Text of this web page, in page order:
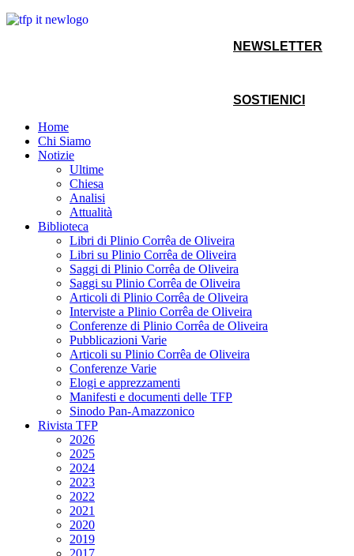
NEWSLETTER
SOSTIENICI
Home
Chi Siamo
Notizie
Ultime
Chiesa
Analisi
Attualità
Biblioteca
Libri di Plinio Corrêa de Oliveira
Libri su Plinio Corrêa de Oliveira
Saggi di Plinio Corrêa de Oliveira
Saggi su Plinio Corrêa de Oliveira
Articoli di Plinio Corrêa de Oliveira
Interviste a Plinio Corrêa de Oliveira
Conferenze di Plinio Corrêa de Oliveira
Pubblicazioni Varie
Articoli su Plinio Corrêa de Oliveira
Conferenze Varie
Elogi e apprezzamenti
Manifesti e documenti delle TFP
Sinodo Pan-Amazzonico
Rivista TFP
2026
2025
2024
2023
2022
2021
2020
2019
2017